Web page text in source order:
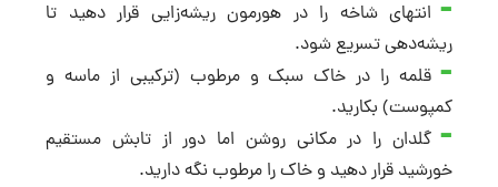
انتهای شاخه را در هورمون ریشه‌زایی قرار دهید تا
ریشه‌دهی تسریع شود.
قلمه را در خاک سبک و مرطوب (ترکیبی از ماسه و
کمپوست) بکارید.
گلدان را در مکانی روشن اما دور از تابش مستقیم
خورشید قرار دهید و خاک را مرطوب نگه دارید.